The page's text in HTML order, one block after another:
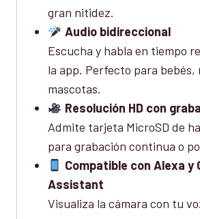
gran nitidez.
Audio bidireccional
Escucha y habla en tiempo
la app. Perfecto para bebés,
mascotas.
Resolución HD con
Admite tarjeta MicroSD de
para grabación continua o
Compatible con Alexa y
Assistant
Visualiza la cámara con tu